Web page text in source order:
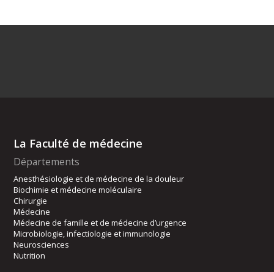
La Faculté de médecine
Départements
Anesthésiologie et de médecine de la douleur
Biochimie et médecine moléculaire
Chirurgie
Médecine
Médecine de famille et de médecine d’urgence
Microbiologie, infectiologie et immunologie
Neurosciences
Nutrition